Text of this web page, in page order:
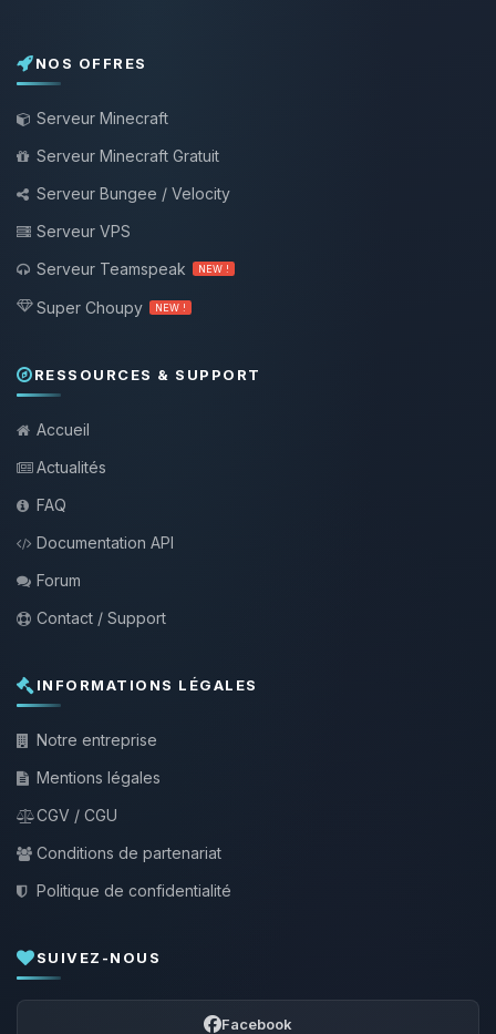
NOS OFFRES
Serveur Minecraft
Serveur Minecraft Gratuit
Serveur Bungee / Velocity
Serveur VPS
Serveur Teamspeak
NEW !
Super Choupy NEW !
RESSOURCES & SUPPORT
Accueil
Actualités
FAQ
Documentation API
Forum
Contact / Support
INFORMATIONS LÉGALES
Notre entreprise
Mentions légales
CGV / CGU
Conditions de partenariat
Politique de confidentialité
SUIVEZ-NOUS
Facebook